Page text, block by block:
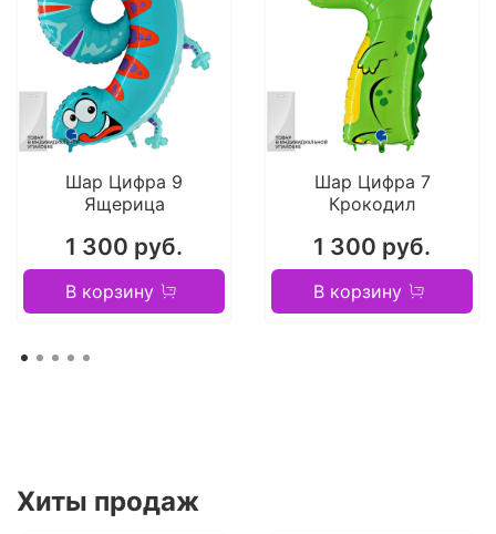
Шар Цифра 9
Ящерица
1 300 руб.
В корзину
Шар Цифра 7
Крокодил
1 300 руб.
В корзину
Хиты продаж